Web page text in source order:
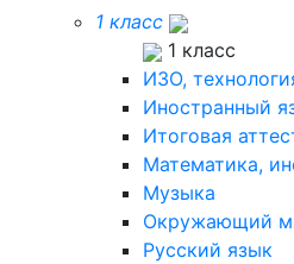
1 класс
1 класс
ИЗО,
Иностранный
Итоговая
Математика,
Музыка
Окружающий
Русский язык